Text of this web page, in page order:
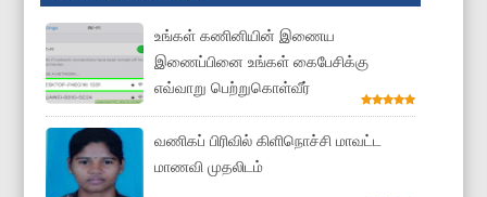
உங்கள் கணினியின் இணைய
இணைப்பினை உங்கள் கைபேசிக்கு
எவ்வாறு பெற்றுகொள்வீர்
வணிகப் பிரிவில் கிளிநொச்சி மாவட்ட
மாணவி முதலிடம்